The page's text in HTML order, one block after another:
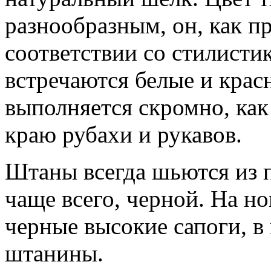
разнообразным, он, как
соответствии со
встречаются белые и
выполняется скромно,
краю рубахи и рукавов.
Штаны всегда шьются из
чаще всего, черной. На
черные высокие сапоги, в
штанины.